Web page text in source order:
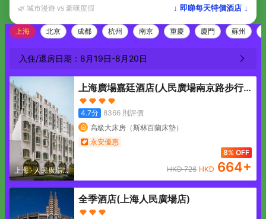
🌿 城市漫遊 vs 豪嘆度假 ↓ 即睇每天特價酒店 ↓
上海 北京 成都 杭州 南京 重慶 廈門 蘇州
入住/退房日期： 8月19日-8月20日
上海·人民廣場地
區
上海廣場嘉廷酒店(人民廣場南京路步行
街店)
4.7分 8366則評價
高級大床房（斯林百蘭床墊）
永安優惠
8% OFF
HKD726 HKD 664+
全季酒店(上海人民廣場店)